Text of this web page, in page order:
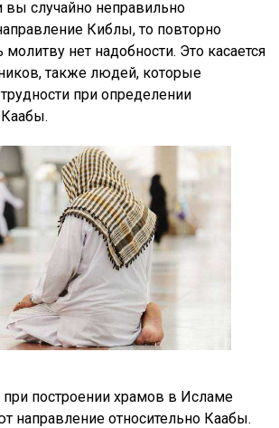
вы случайно неправильно
Киблы, то повторно
молитву нет надобности. Это касается
также людей, которые
при определении
при построении храмов в Исламе
направление относительно Каабы.